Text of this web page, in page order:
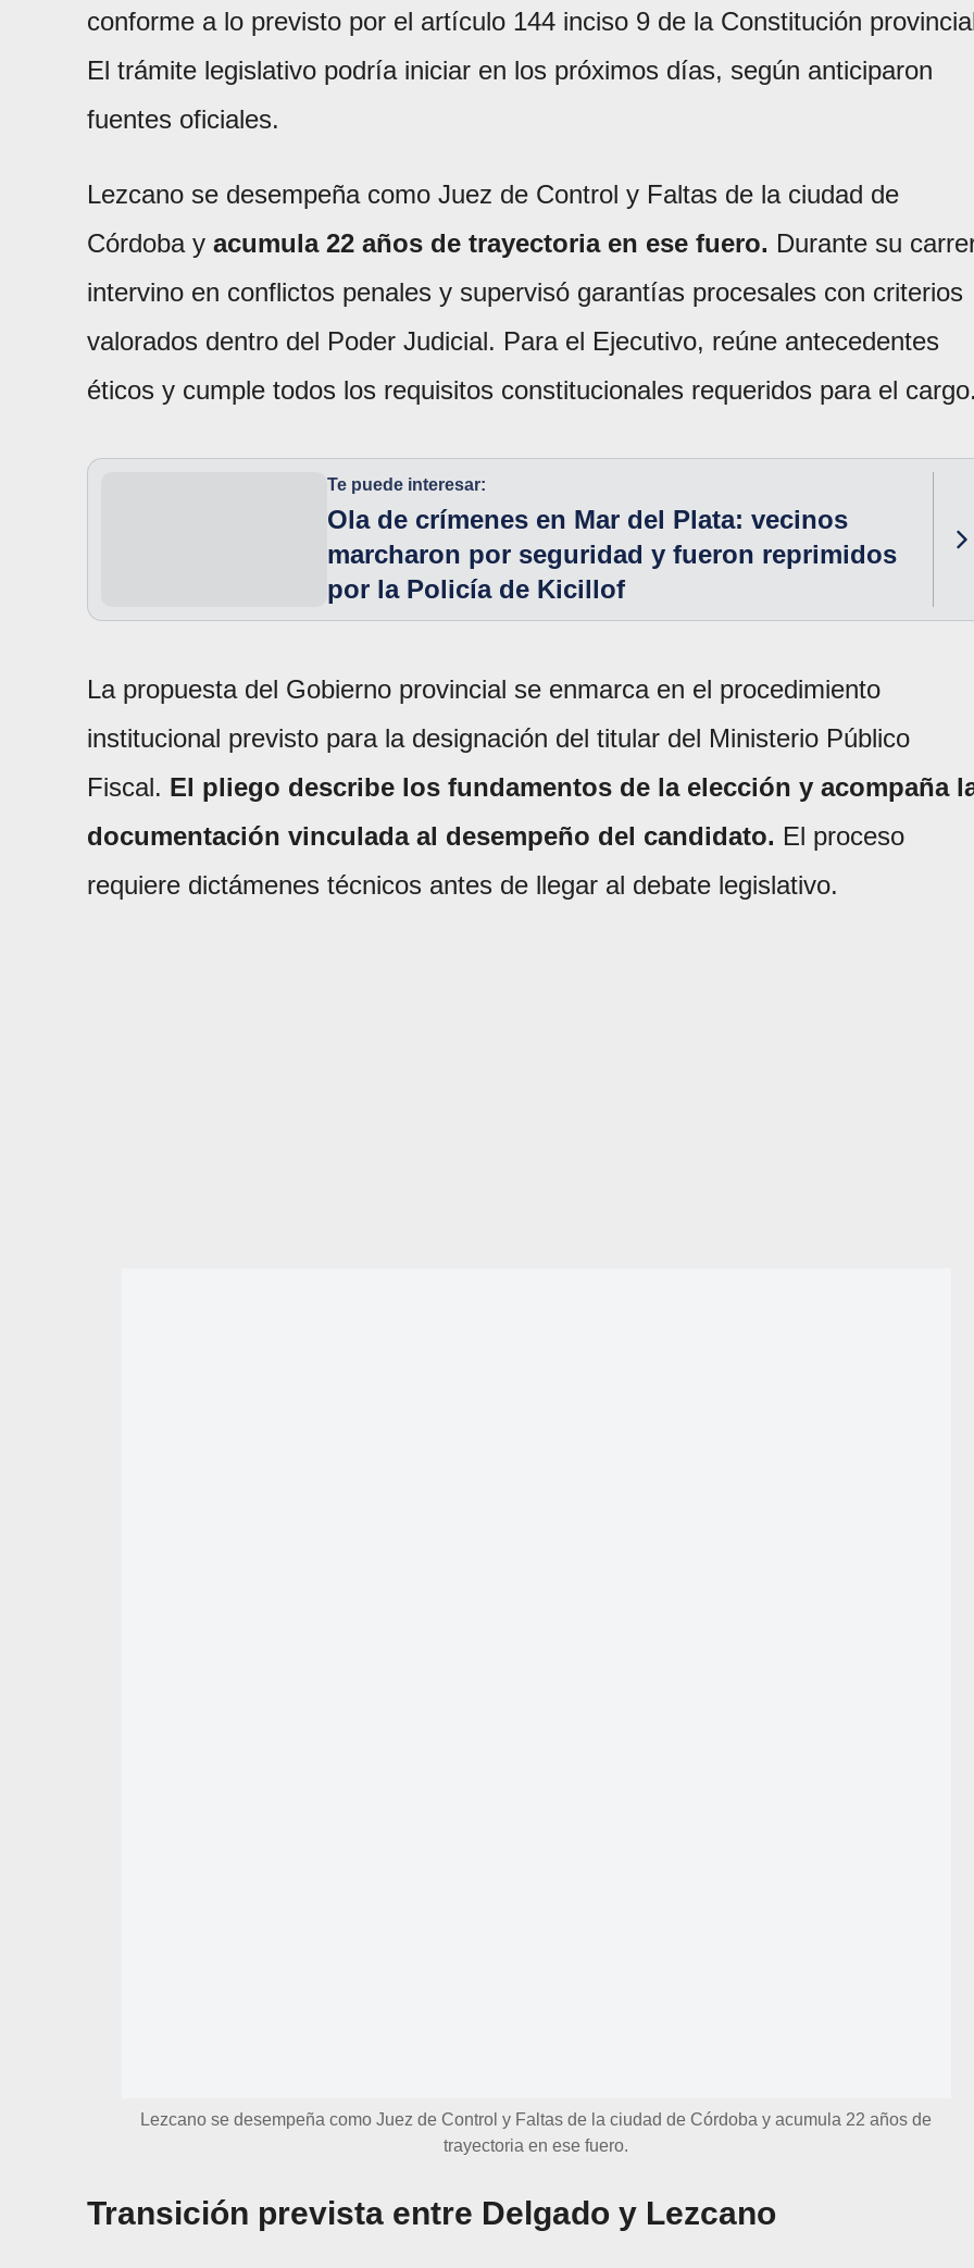
conforme a lo previsto por el artículo 144 inciso 9 de la Constitución
El trámite legislativo podría iniciar en los próximos días, según anticiparon
fuentes oficiales.
Lezcano se desempeña como Juez de Control y Faltas de la ciudad de
Córdoba y acumula 22 años de trayectoria en ese fuero. Durante su
intervino en conflictos penales y supervisó garantías procesales con criterios
valorados dentro del Poder Judicial. Para el Ejecutivo, reúne antecedentes
éticos y cumple todos los requisitos constitucionales requeridos para el
Te puede interesar:
Ola de crímenes en Mar del Plata: vecinos
marcharon por seguridad y fueron reprimidos
por la Policía de Kicillof
La propuesta del Gobierno provincial se enmarca en el procedimiento
institucional previsto para la designación del titular del Ministerio Público
Fiscal. El pliego describe los fundamentos de la elección y acompaña
documentación vinculada al desempeño del candidato. El proceso
requiere dictámenes técnicos antes de llegar al debate legislativo.
Lezcano se desempeña como Juez de Control y Faltas de la ciudad de Córdoba y acumula 22 años de
trayectoria en ese fuero.
Transición prevista entre Delgado y Lezcano